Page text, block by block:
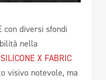
con diversi sfondi
nella
SILICONE X FABRIC
visivo notevole, ma